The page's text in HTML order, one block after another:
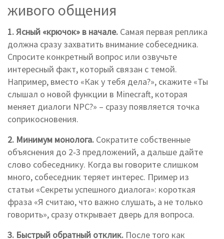
живого общения
1. Ясный «крючок» в начале. Самая первая реплика
должна сразу захватить внимание собеседника.
Спросите конкретный вопрос или озвучьте
интересный факт, который связан с темой.
Например, вместо «Как у тебя дела?», скажите «Ты
слышал о новой функции в Minecraft, которая
меняет диалоги NPC?» – сразу появляется точка
соприкосновения.
2. Минимум монолога. Сократите собственные
объяснения до 2‑3 предложений, а дальше дайте
слово собеседнику. Когда вы говорите слишком
много, собеседник теряет интерес. Пример из
статьи «Секреты успешного диалога»: короткая
фраза «Я считаю, что важно слушать, а не только
говорить», сразу открывает дверь для вопроса.
3. Быстрый обратный отклик. После того как